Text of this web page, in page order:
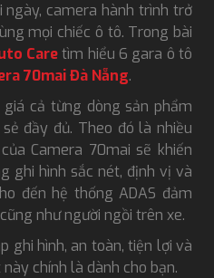
camera hành trình trở
mọi chiếc ô tô. Trong bài
Caretìm hiểu 6 gara ô tô
70mai Đà Nẵng.
cả từng dòng sản phẩm
đầy đủ. Theo đó là nhiều
Camera 70mai sẽ khiến
ghi hình sắc nét, định vị và
đến hệ thống ADAS đảm
như người ngồi trên xe.
ghi hình, an toàn, tiện lợi và
chính là dành cho bạn.